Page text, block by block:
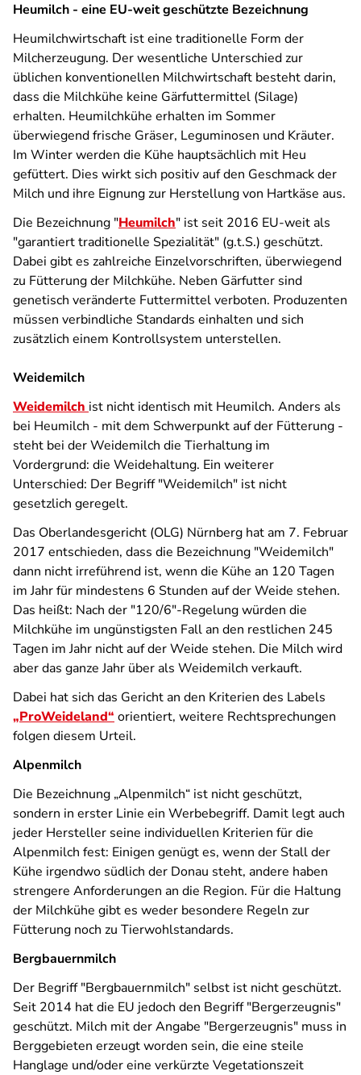
Heumilch - eine EU-weit geschützte Bezeichnung
Heumilchwirtschaft ist eine traditionelle Form der
Milcherzeugung. Der wesentliche Unterschied zur
üblichen konventionellen Milchwirtschaft besteht darin,
dass die Milchkühe keine Gärfuttermittel (Silage)
erhalten. Heumilchkühe erhalten im Sommer
überwiegend frische Gräser, Leguminosen und Kräuter.
Im Winter werden die Kühe hauptsächlich mit Heu
gefüttert. Dies wirkt sich positiv auf den Geschmack der
Milch und ihre Eignung zur Herstellung von Hartkäse aus.
Die Bezeichnung "Heumilch" ist seit 2016 EU-weit als
"garantiert traditionelle Spezialität" (g.t.S.) geschützt.
Dabei gibt es zahlreiche Einzelvorschriften, überwiegend
zu Fütterung der Milchkühe. Neben Gärfutter sind
genetisch veränderte Futtermittel verboten. Produzenten
müssen verbindliche Standards einhalten und sich
zusätzlich einem Kontrollsystem unterstellen.
Weidemilch
Weidemilch ist nicht identisch mit Heumilch. Anders als
bei Heumilch - mit dem Schwerpunkt auf der Fütterung -
steht bei der Weidemilch die Tierhaltung im
Vordergrund: die Weidehaltung. Ein weiterer
Unterschied: Der Begriff "Weidemilch" ist nicht
gesetzlich geregelt.
Das Oberlandesgericht (OLG) Nürnberg hat am 7. Februar
2017 entschieden, dass die Bezeichnung "Weidemilch"
dann nicht irreführend ist, wenn die Kühe an 120 Tagen
im Jahr für mindestens 6 Stunden auf der Weide stehen.
Das heißt: Nach der "120/6"-Regelung würden die
Milchkühe im ungünstigsten Fall an den restlichen 245
Tagen im Jahr nicht auf der Weide stehen. Die Milch wird
aber das ganze Jahr über als Weidemilch verkauft.
Dabei hat sich das Gericht an den Kriterien des Labels
„ProWeideland“ orientiert, weitere Rechtsprechungen
folgen diesem Urteil.
Alpenmilch
Die Bezeichnung „Alpenmilch“ ist nicht geschützt,
sondern in erster Linie ein Werbebegriff. Damit legt auch
jeder Hersteller seine individuellen Kriterien für die
Alpenmilch fest: Einigen genügt es, wenn der Stall der
Kühe irgendwo südlich der Donau steht, andere haben
strengere Anforderungen an die Region. Für die Haltung
der Milchkühe gibt es weder besondere Regeln zur
Fütterung noch zu Tierwohlstandards.
Bergbauernmilch
Der Begriff "Bergbauernmilch" selbst ist nicht geschützt.
Seit 2014 hat die EU jedoch den Begriff "Bergerzeugnis"
geschützt. Milch mit der Angabe "Bergerzeugnis" muss in
Berggebieten erzeugt worden sein, die eine steile
Hanglage und/oder eine verkürzte Vegetationszeit